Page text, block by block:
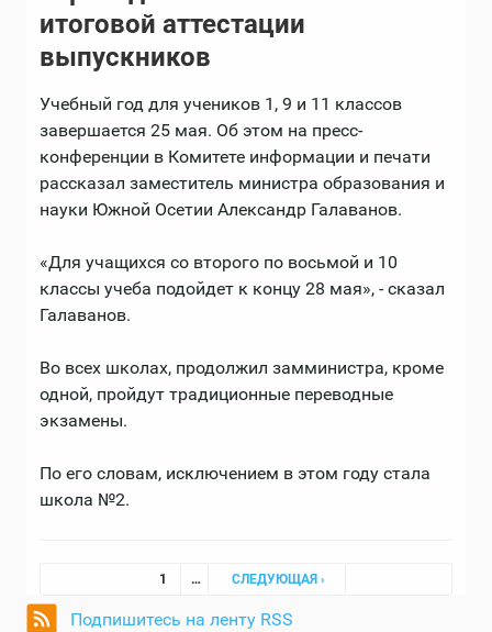
итоговой аттестации
выпускников
Учебный год для учеников 1, 9 и 11 классов
завершается 25 мая. Об этом на пресс-
конференции в Комитете информации и печати
рассказал заместитель министра образования и
науки Южной Осетии Александр Галаванов.
«Для учащихся со второго по восьмой и 10
классы учеба подойдет к концу 28 мая», - сказал
Галаванов.
Во всех школах, продолжил замминистра, кроме
одной, пройдут традиционные переводные
экзамены.
По его словам, исключением в этом году стала
школа №2.
Страницы
1 … СЛЕДУЮЩАЯ ›
Подпишитесь на ленту RSS